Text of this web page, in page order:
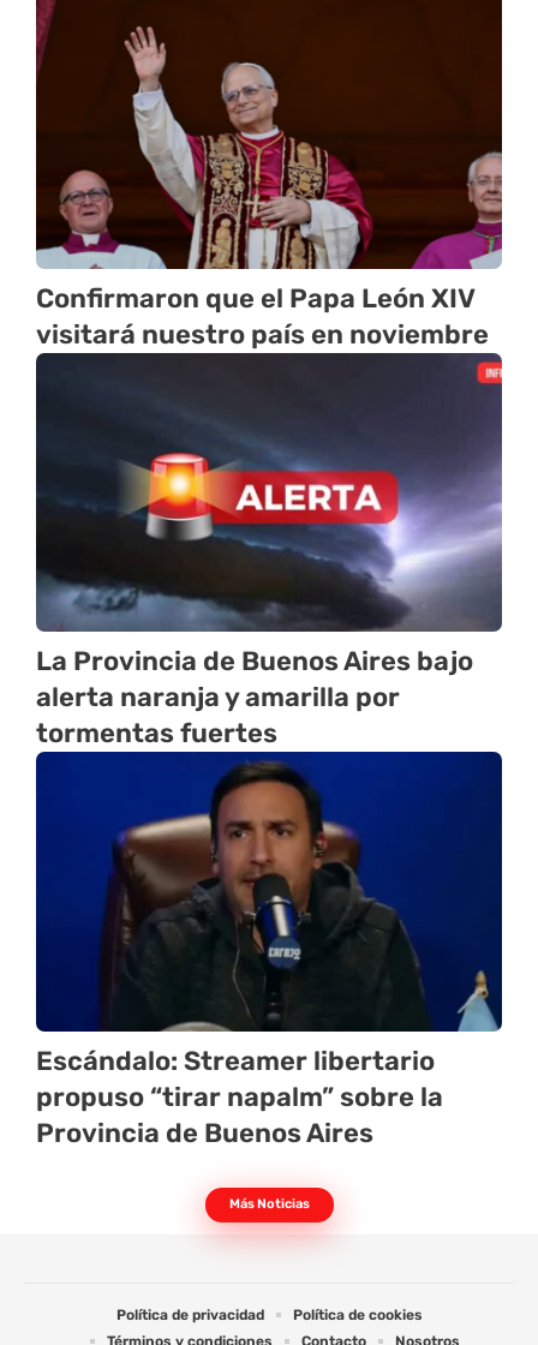
Confirmaron que el Papa León XIV
visitará nuestro país en noviembre
La Provincia de Buenos Aires bajo
alerta naranja y amarilla por
tormentas fuertes
Escándalo: Streamer libertario
propuso “tirar napalm” sobre la
Provincia de Buenos Aires
Más Noticias
Política de privacidad
Política de cookies
Términos y condiciones
Contacto Nosotros